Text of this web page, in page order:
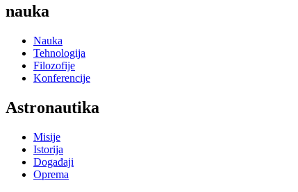
nauka
Nauka
Tehnologija
Filozofije
Konferencije
Astronautika
Misije
Istorija
Događaji
Oprema